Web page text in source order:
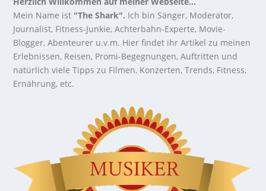
Mein Name ist "The Shark". Ich bin Sänger, Moderator,
Journalist, Fitness-Junkie, Achterbahn-Experte, Movie-
Blogger, Abenteurer u.v.m. Hier findet ihr Artikel zu meinen
Erlebnissen, Reisen, Promi-Begegnungen, Auftritten und
natürlich viele Tipps zu Filmen, Konzerten, Trends, Fitness,
Ernährung, etc.